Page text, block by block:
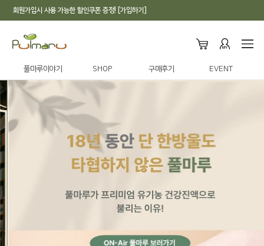
회원가입시 사용 가능한 할인쿠폰 증정! [가입하기]
풀마루이야기 SHOP 구매후기 EVENT